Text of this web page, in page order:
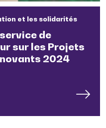
et les solidarités
de
sur les Projets
2024